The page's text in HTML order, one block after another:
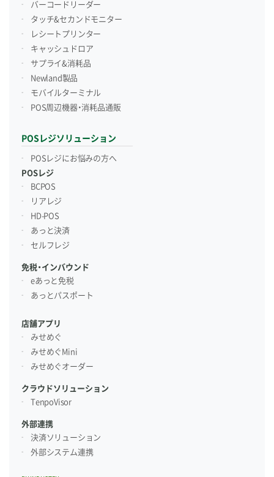
バーコードリーダー
タッチ&セカンドモニター
レシートプリンター
キャッシュドロア
サプライ&消耗品
Newland製品
モバイルターミナル
POS周辺機器・消耗品通販
POSレジソリューション
POSレジにお悩みの方へ
POSレジ
BCPOS
リアレジ
HD-POS
あっと決済
セルフレジ
免税・インバウンド
eあっと免税
あっとパスポート
店舗アプリ
みせめぐ
みせめぐMini
みせめぐオーダー
クラウドソリューション
TenpoVisor
外部連携
決済ソリューション
外部システム連携